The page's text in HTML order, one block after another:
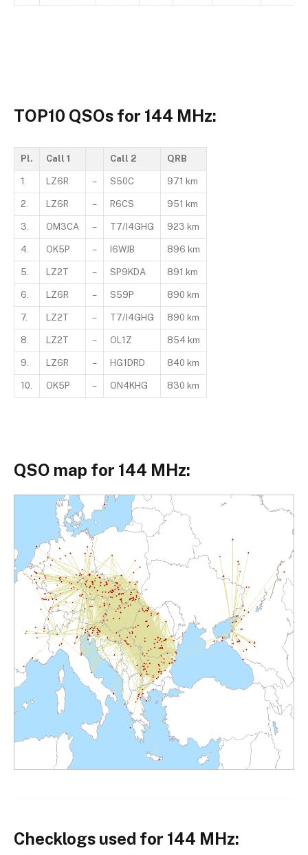
TOP10 QSOs for 144 MHz:
Pl. Call 1 Call 2 QRB
1. LZ6R – S50C 971 km
2. LZ6R – R6CS 951 km
3. OM3CA – T7/I4GHG 923 km
4. OK5P – I6WJB 896 km
5. LZ2T – SP9KDA 891 km
6. LZ6R – S59P 890 km
7. LZ2T – T7/I4GHG 890 km
8. LZ2T – OL1Z 854 km
9. LZ6R – HG1DRD 840 km
10. OK5P – ON4KHG 830 km
QSO map for 144 MHz:
Checklogs used for 144 MHz: